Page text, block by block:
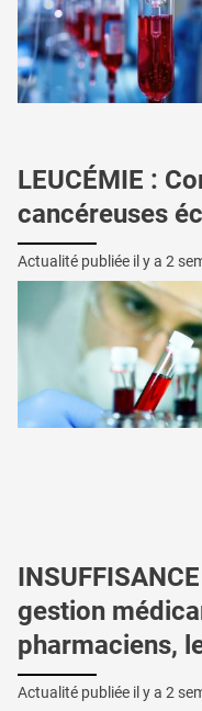
LEUCÉMIE :
cancéreuses
Actualité publiée il y a 2
gestion
pharmaciens,
Actualité publiée il y a 2